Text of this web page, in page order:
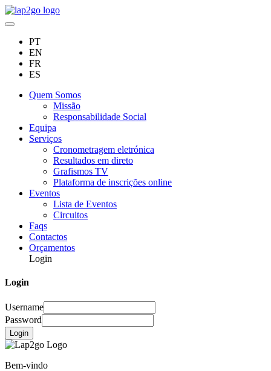
PT
EN
FR
ES
Quem Somos
Missão
Responsabilidade Social
Equipa
Serviços
Cronometragem eletrónica
Resultados em direto
Grafismos TV
Plataforma de inscrições online
Eventos
Lista de Eventos
Circuitos
Faqs
Contactos
Orçamentos
Login
Login
Username
Password
Login
Bem-vindo